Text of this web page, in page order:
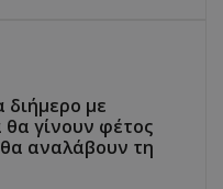
διήμερο με
γίνουν φέτος
θα αναλάβουν τη